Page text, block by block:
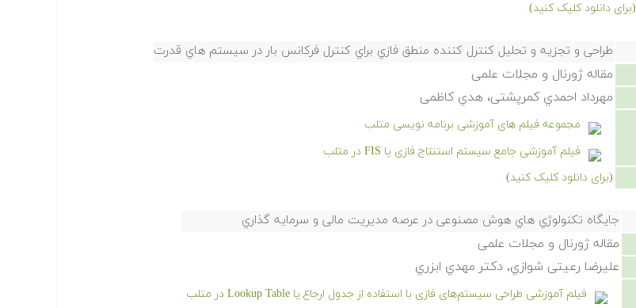
(برای دانلود کلیک کنید)
طراحی و تجزیه و تحلیل کنترل کننده منطق فازي براي کنترل فرکانس بار در سیستم هاي قدرت
مقاله ژورنال و مجلات علمی
مهرداد احمدي کمرپشتی، هدي کاظمی
مجموعه فیلم های آموزشی برنامه نویسی متلب
فیلم آموزشی جامع سیستم استنتاج فازی یا FIS در متلب
(برای دانلود کلیک کنید)
جایگاه تکنولوژي هاي هوش مصنوعی در عرصه مدیریت مالی و سرمایه گذاري
مقاله ژورنال و مجلات علمی
علیرضا رعیتی شوازي, دکتر مهدي ابزري
فیلم آموزشی طراحی سیستم‌های فازی با استفاده از جدول ارجاع یا Lookup Table در متلب